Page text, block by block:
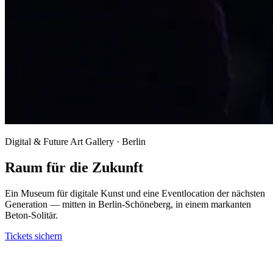
Digital & Future Art Gallery · Berlin
Raum für die Zukunft
Ein Museum für digitale Kunst und eine Eventlocation der nächsten
Generation — mitten in Berlin-Schöneberg, in einem markanten
Beton-Solitär.
Tickets sichern